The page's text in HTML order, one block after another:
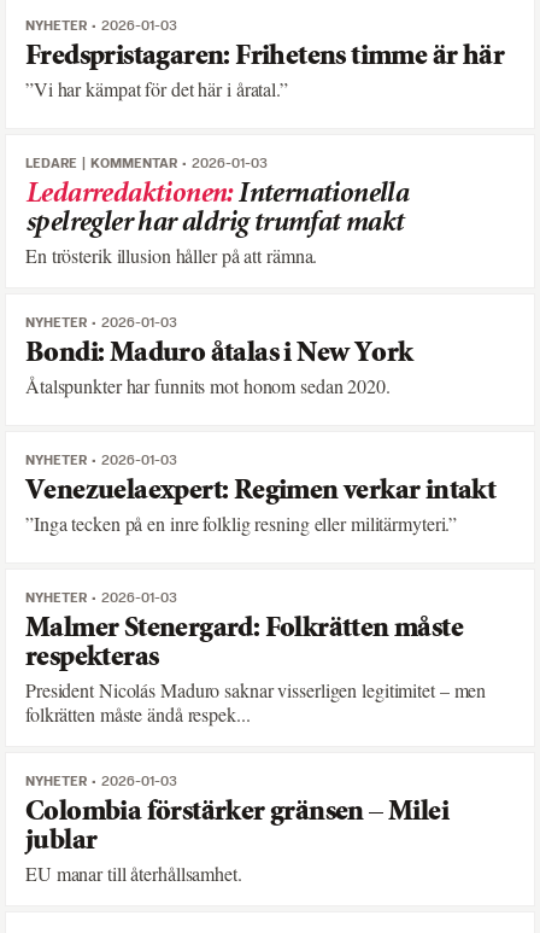
NYHETER 2026-01-03
Fredspristagaren: Frihetens timme är här
”Vi har kämpat för det här i åratal.”
LEDARE KOMMENTAR 2026-01-03
Ledarredaktionen:Internationella
spelregler har aldrig trumfat makt
En trösterik illusion håller på att rämna.
NYHETER 2026-01-03
Bondi: Maduro åtalas i New York
Åtalspunkter har funnits mot honom sedan 2020.
NYHETER 2026-01-03
Venezuelaexpert: Regimen verkar intakt
”Inga tecken på en inre folklig resning eller militärmyteri.”
NYHETER 2026-01-03
Malmer Stenergard: Folkrätten måste
respekteras
President Nicolás Maduro saknar visserligen legitimitet – men
folkrätten måste ändå respek...
NYHETER 2026-01-03
Colombia förstärker gränsen – Milei
jublar
EU manar till återhållsamhet.